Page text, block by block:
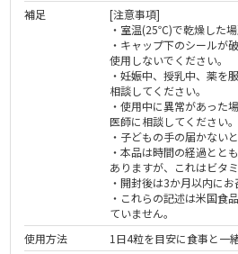
補足
[注意事項]
・室温(25℃)で乾燥した場
・キャップ下のシールが
使用しないでください。
・妊娠中、授乳中、薬を
相談してください。
・使用中に異常があった
医師に相談してください。
・子どもの手の届かない
・本品は時間の経過とと
ありますが、これはビタ
・開封後は3か月以内にお
・これらの記述は米国食
ていません。
使用方法
1日4粒を目安に食事と一